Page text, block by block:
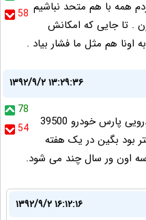
58 همه با هم متحد نباشیم
. تا جایی که امکانش
هم مثل ما فشار بیاد .
۱۳۹۲/۹/۲ ۱۳:۲۹:۳۶
78
54
تندر 90 قینت آن 38400 ایران خودرویی پارس خودرو 39500
بود بگین در یک هفته
۱۳۹۲/۹/۲ ۱۶:۱۲:۱۶